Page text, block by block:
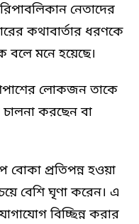
নেতাদের
কথাবার্তার ধরণকে
মনে হয়েছে।
লোকজন তাকে
চালনা করছেন বা
বোকা প্রতিপন্ন হওয়া
বেশি ঘৃণা করেন। এ
বিচ্ছিন্ন করার